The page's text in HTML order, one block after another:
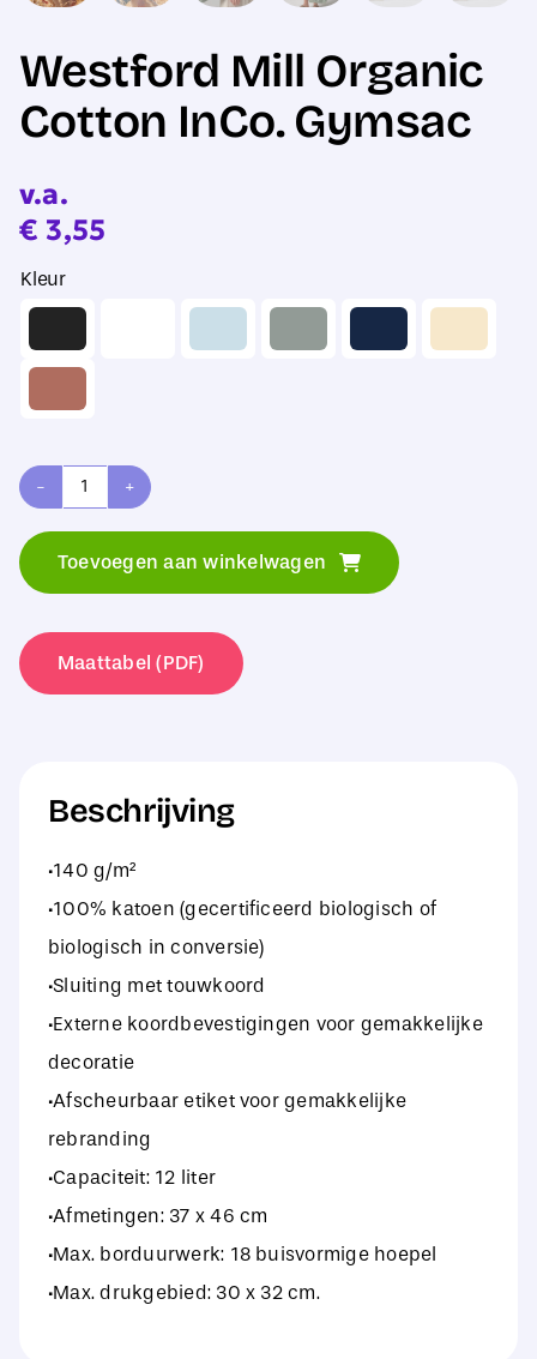
Westford Mill Organic
Cotton InCo. Gymsac
v.a.
€ 3,55
Kleur
Westford
Organic
InCo.
Gymsac
Toevoegen aan winkelwagen
Maattabel (PDF)
Beschrijving
·140 g/m²
·100% katoen (gecertificeerd biologisch of
biologisch in conversie)
·Sluiting met touwkoord
·Externe koordbevestigingen voor gemakkelijke
decoratie
·Afscheurbaar etiket voor gemakkelijke
rebranding
·Capaciteit: 12 liter
·Afmetingen: 37 x 46 cm
·Max. borduurwerk: 18 buisvormige hoepel
·Max. drukgebied: 30 x 32 cm.